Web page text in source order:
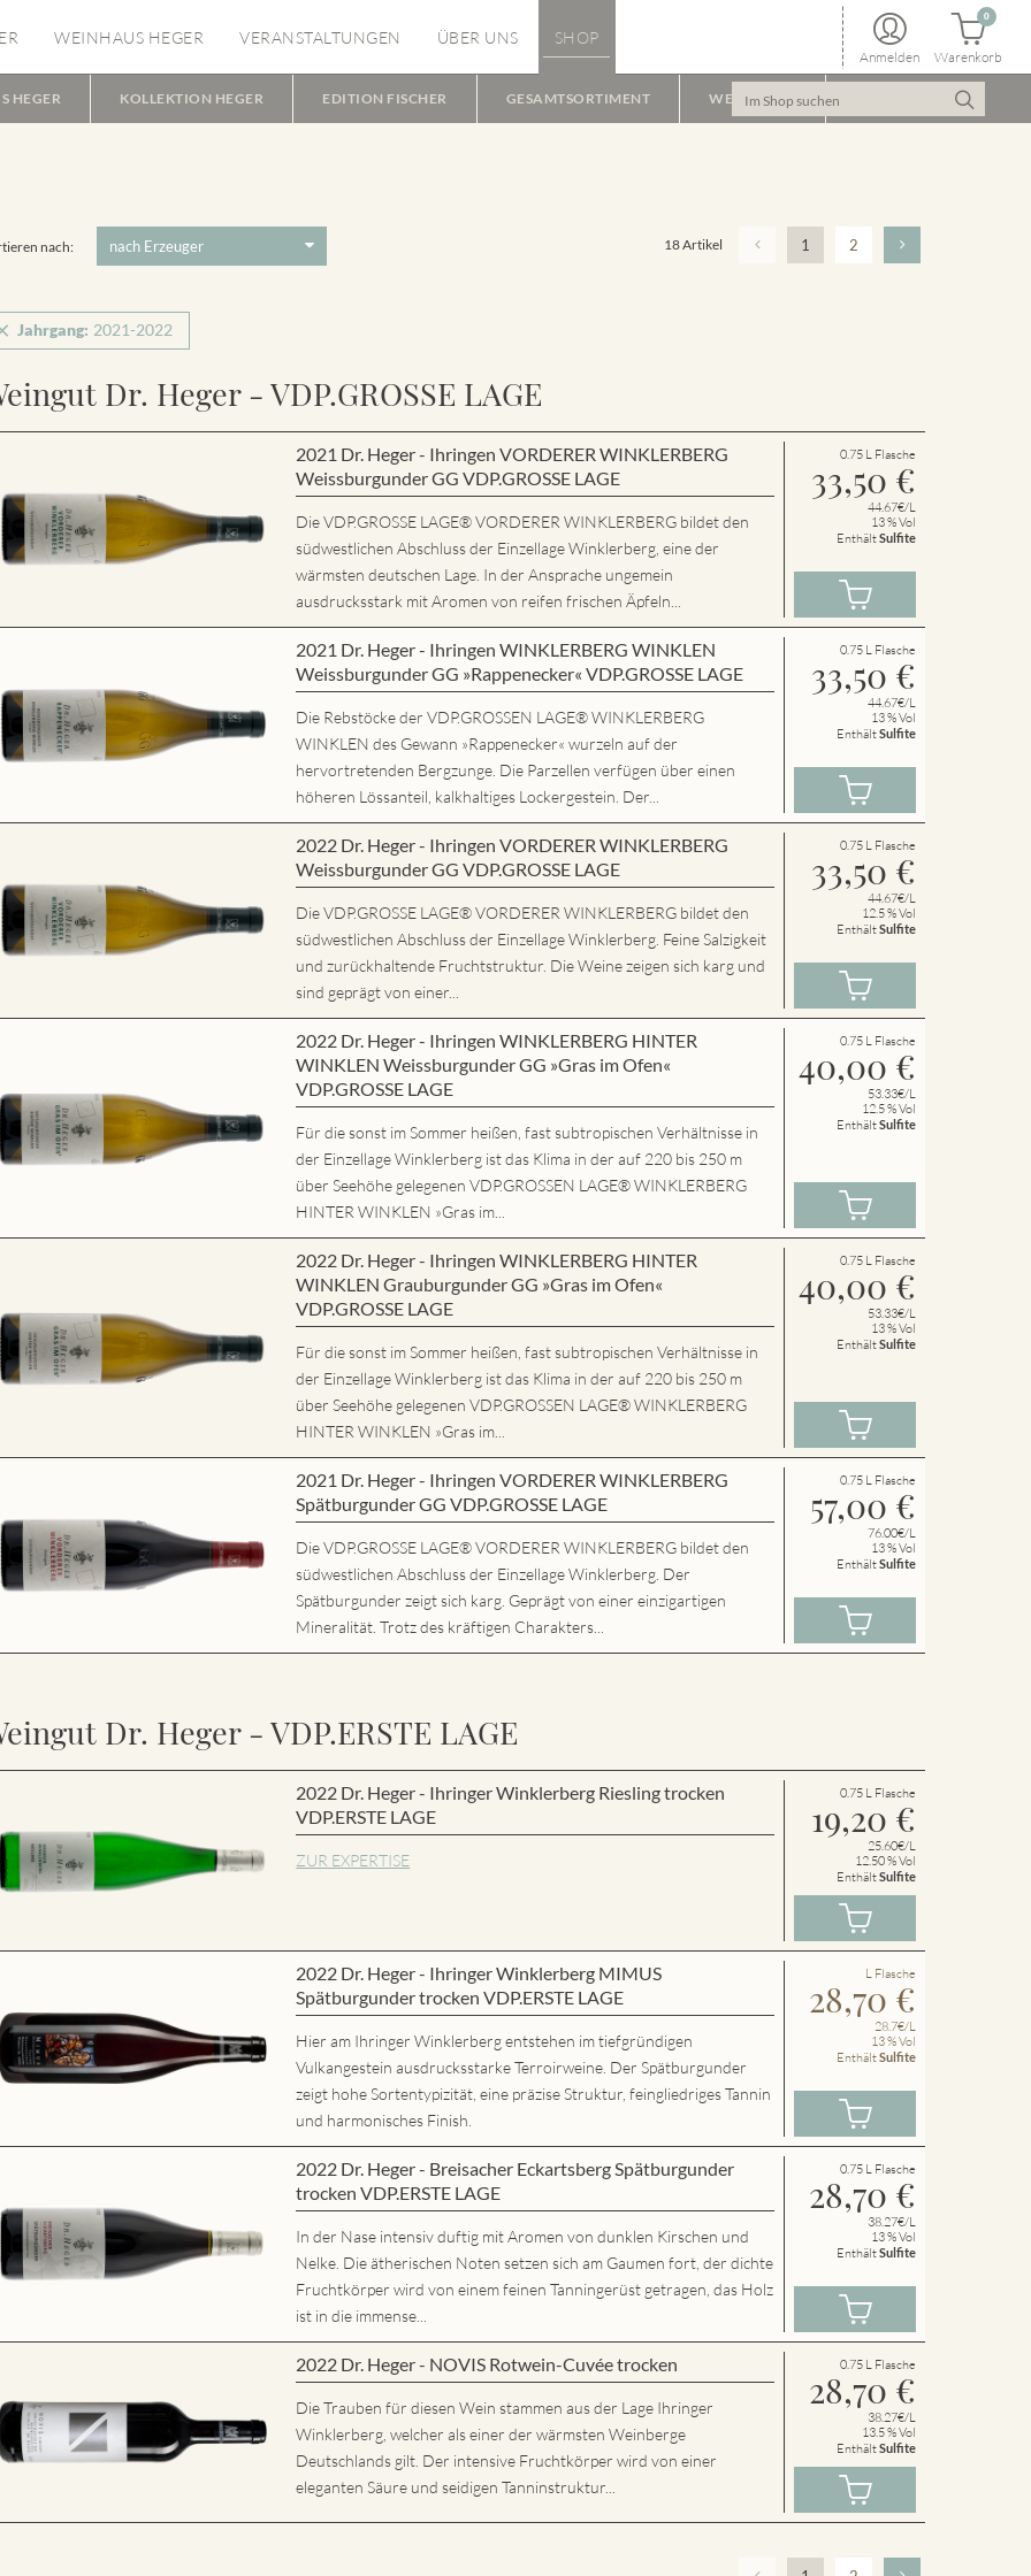
WEINHAUS HEGER VERANSTALTUNGEN ÜBER UNS SHOP
Anmelden Warenkorb
0
HEGER KOLLEKTION HEGER EDITION FISCHER GESAMTSORTIMENT WEINPAKET
nach: 18 Artikel 1 2
Jahrgang: 2021-2022
Dr. Heger - VDP.GROSSE LAGE
2021 Dr. Heger - Ihringen VORDERER WINKLERBERG
Weissburgunder GG VDP.GROSSE LAGE
Die VDP.GROSSE LAGE® VORDERER WINKLERBERG bildet den
südwestlichen Abschluss der Einzellage Winklerberg, eine der
wärmsten deutschen Lage. In der Ansprache ungemein
ausdrucksstark mit Aromen von reifen frischen Äpfeln...
0.75 L Flasche
33,50 €
44.67€/L
13 % Vol
EnthältSulfite
2021 Dr. Heger - Ihringen WINKLERBERG WINKLEN
Weissburgunder GG »Rappenecker« VDP.GROSSE LAGE
Die Rebstöcke der VDP.GROSSEN LAGE® WINKLERBERG
WINKLEN des Gewann »Rappenecker« wurzeln auf der
hervortretenden Bergzunge. Die Parzellen verfügen über einen
höheren Lössanteil, kalkhaltiges Lockergestein. Der...
0.75 L Flasche
33,50 €
44.67€/L
13 % Vol
EnthältSulfite
2022 Dr. Heger - Ihringen VORDERER WINKLERBERG
Weissburgunder GG VDP.GROSSE LAGE
Die VDP.GROSSE LAGE® VORDERER WINKLERBERG bildet den
südwestlichen Abschluss der Einzellage Winklerberg. Feine Salzigkeit
und zurückhaltende Fruchtstruktur. Die Weine zeigen sich karg und
sind geprägt von einer...
0.75 L Flasche
33,50 €
44.67€/L
12.5 % Vol
EnthältSulfite
2022 Dr. Heger - Ihringen WINKLERBERG HINTER
WINKLEN Weissburgunder GG »Gras im Ofen«
VDP.GROSSE LAGE
Für die sonst im Sommer heißen, fast subtropischen Verhältnisse in
der Einzellage Winklerberg ist das Klima in der auf 220 bis 250 m
über Seehöhe gelegenen VDP.GROSSEN LAGE® WINKLERBERG
HINTER WINKLEN »Gras im...
0.75 L Flasche
40,00 €
53.33€/L
12.5 % Vol
EnthältSulfite
2022 Dr. Heger - Ihringen WINKLERBERG HINTER
WINKLEN Grauburgunder GG »Gras im Ofen«
VDP.GROSSE LAGE
Für die sonst im Sommer heißen, fast subtropischen Verhältnisse in
der Einzellage Winklerberg ist das Klima in der auf 220 bis 250 m
über Seehöhe gelegenen VDP.GROSSEN LAGE® WINKLERBERG
HINTER WINKLEN »Gras im...
0.75 L Flasche
40,00 €
53.33€/L
13 % Vol
EnthältSulfite
2021 Dr. Heger - Ihringen VORDERER WINKLERBERG
Spätburgunder GG VDP.GROSSE LAGE
Die VDP.GROSSE LAGE® VORDERER WINKLERBERG bildet den
südwestlichen Abschluss der Einzellage Winklerberg. Der
Spätburgunder zeigt sich karg. Geprägt von einer einzigartigen
Mineralität. Trotz des kräftigen Charakters...
0.75 L Flasche
57,00 €
76.00€/L
13 % Vol
EnthältSulfite
Dr. Heger - VDP.ERSTE LAGE
2022 Dr. Heger - Ihringer Winklerberg Riesling trocken
VDP.ERSTE LAGE
ZUR EXPERTISE
0.75 L Flasche
19,20 €
25.60€/L
12.50 % Vol
EnthältSulfite
2022 Dr. Heger - Ihringer Winklerberg MIMUS
Spätburgunder trocken VDP.ERSTE LAGE
Hier am Ihringer Winklerberg entstehen im tiefgründigen
Vulkangestein ausdrucksstarke Terroirweine. Der Spätburgunder
zeigt hohe Sortentypizität, eine präzise Struktur, feingliedriges Tannin
und harmonisches Finish.
L Flasche
28,70 €
28.7€/L
13 % Vol
EnthältSulfite
2022 Dr. Heger - Breisacher Eckartsberg Spätburgunder
trocken VDP.ERSTE LAGE
In der Nase intensiv duftig mit Aromen von dunklen Kirschen und
Nelke. Die ätherischen Noten setzen sich am Gaumen fort, der dichte
Fruchtkörper wird von einem feinen Tanningerüst getragen, das Holz
ist in die immense...
0.75 L Flasche
28,70 €
38.27€/L
13 % Vol
EnthältSulfite
2022 Dr. Heger - NOVIS Rotwein-Cuvée trocken
Die Trauben für diesen Wein stammen aus der Lage Ihringer
Winklerberg, welcher als einer der wärmsten Weinberge
Deutschlands gilt. Der intensive Fruchtkörper wird von einer
eleganten Säure und seidigen Tanninstruktur...
0.75 L Flasche
28,70 €
38.27€/L
13.5 % Vol
EnthältSulfite